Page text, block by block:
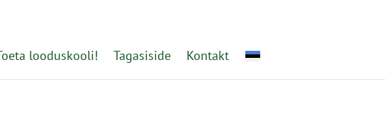
looduskooli! Tagasiside Kontakt